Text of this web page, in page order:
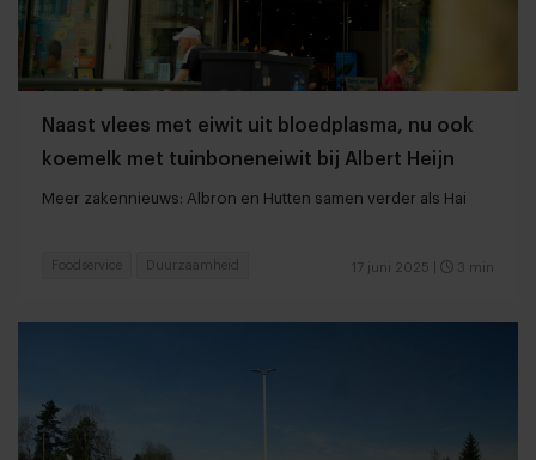
Naast vlees met eiwit uit bloedplasma, nu ook
koemelk met tuinboneneiwit bij Albert Heijn
Meer zakennieuws: Albron en Hutten samen verder als Hai
17 juni 2025 3 min
Foodservice Duurzaamheid